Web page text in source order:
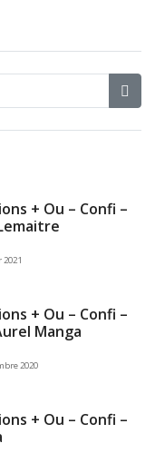
+ Ou – Confi –
+ Ou – Confi –
Manga
2020
+ Ou – Confi –